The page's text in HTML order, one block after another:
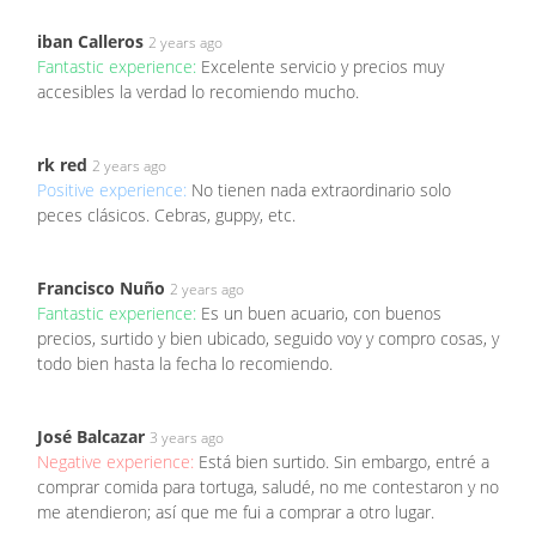
iban Calleros 2 years ago
Fantastic experience: Excelente servicio y precios muy
accesibles la verdad lo recomiendo mucho.
rk red 2 years ago
Positive experience: No tienen nada extraordinario solo
peces clásicos. Cebras, guppy, etc.
Francisco Nuño 2 years ago
Fantastic experience: Es un buen acuario, con buenos
precios, surtido y bien ubicado, seguido voy y compro cosas, y
todo bien hasta la fecha lo recomiendo.
José Balcazar 3 years ago
Negative experience: Está bien surtido. Sin embargo, entré a
comprar comida para tortuga, saludé, no me contestaron y no
me atendieron; así que me fui a comprar a otro lugar.